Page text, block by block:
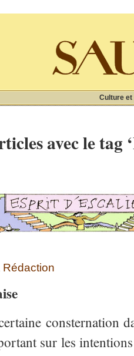
Culture et
avec le tag
Rédaction
consternation
sur les